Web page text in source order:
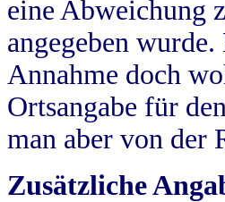
eine Abweichung
angegeben
Annahme doch
Ortsangabe für
man aber von der
Zusätzliche